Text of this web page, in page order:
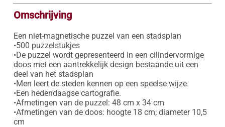
Omschrijving
Een niet-magnetische puzzel van een stadsplan
•500 puzzelstukjes
•De puzzel wordt gepresenteerd in een cilindervormige
doos met een aantrekkelijk design bestaande uit een
deel van het stadsplan
•Men leert de steden kennen op een speelse wijze.
•Een hedendaagse cartografie.
•Afmetingen van de puzzel: 48 cm x 34 cm
•Afmetingen van de doos: hoogte 18 cm; diameter 10,5
cm